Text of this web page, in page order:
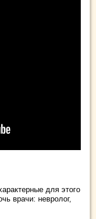
для этого
врачи: невролог,